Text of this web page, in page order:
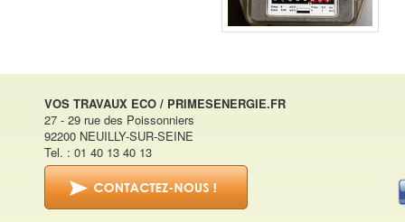
VOS TRAVAUX ECO / PRIMESENERGIE.FR
27 - 29 rue des Poissonniers
92200 NEUILLY-SUR-SEINE
Tel. : 01 40 13 40 13